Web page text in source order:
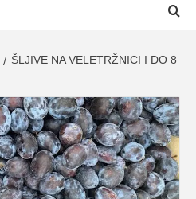
ŠLJIVE NA VELETRŽNICI I DO 8